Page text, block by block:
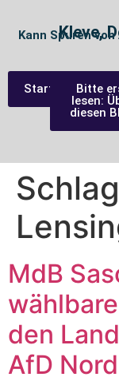
Kleve,
Kann Spuren
StartseiteBitte
lesen:
diesen
MdB
den
AfD